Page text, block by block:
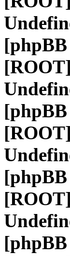
[phpBB
[phpBB
[phpBB
[phpBB